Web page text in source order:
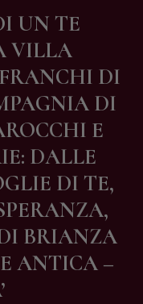
UN TE
VILLA
DI
DI
E
DALLE
DI TE,
BRIANZA
ANTICA –